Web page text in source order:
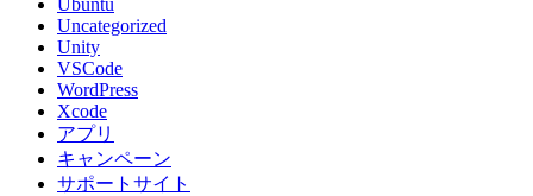
Ubuntu
Uncategorized
Unity
VSCode
WordPress
Xcode
アプリ
キャンペーン
サポートサイト